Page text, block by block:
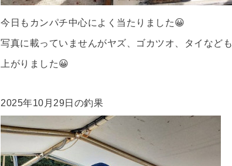
今日もカンパチ中心によく当たりました😀
写真に載っていませんがヤズ、ゴカツオ、タイなども
上がりました😀
2025年10月29日の釣果